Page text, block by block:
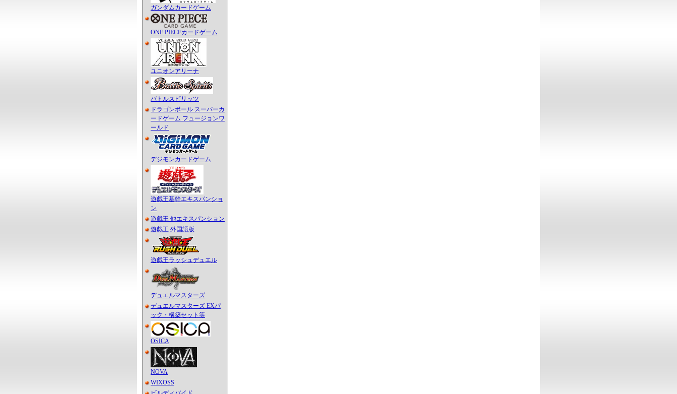
ガンダムカードゲーム
ONE PIECEカードゲーム
ユニオンアリーナ
バトルスピリッツ
ドラゴンボール スーパーカ
ードゲーム フュージョンワ
ールド
デジモンカードゲーム
遊戯王基幹エキスパンショ
ン
遊戯王 他エキスパンション
遊戯王 外国語版
遊戯王ラッシュデュエル
デュエルマスターズ
デュエルマスターズ EXパ
ック・構築セット等
OSICA
NOVA
WIXOSS